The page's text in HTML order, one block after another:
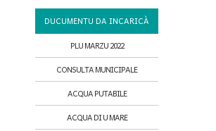
DUCUMENTU DA INCARICÀ
PLU MARZU 2022
CONSULTA MUNICIPALE
ACQUA PUTABILE
ACQUA DI U MARE